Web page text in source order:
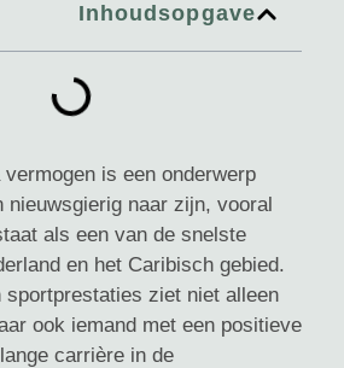
Inhoudsopgave
is een onderwerp
nieuwsgierig naar zijn, vooral
als een van de snelste
en het Caribisch gebied.
ziet niet alleen
ook iemand met een positieve
carrière in de